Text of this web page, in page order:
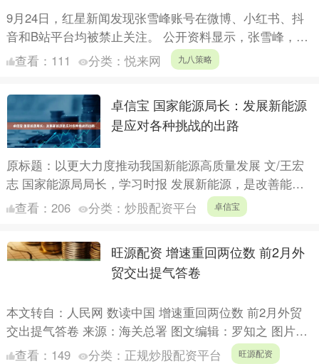
9月24日，红星新闻发现张雪峰账号在微博、小红书、抖
音和B站平台均被禁止关注。 公开资料显示，张雪峰，研
途考研名师，本科毕业于郑州大学给排水专业，2016年凭
查看： 111 分类：悦来网 九八策略
卓信宝 国家能源局长：发展新能源
是应对各种挑战的出路
原标题：以更大力度推动我国新能源高质量发展 文/王宏
志 国家能源局局长，学习时报 发展新能源，是改善能源
结构、保障能源安全、推进生态文明建设的重要任务。习
查看： 206 分类： 炒股配资平台 卓信宝
旺源配资 增速重回两位数 前2月外
贸交出提气答卷
本文转自：人民网 数读中国 增速重回两位数 前2月外贸
交出提气答卷 来源：海关总署 图文编辑：罗知之 图片来
源：视觉中国....
查看： 149 分类： 正规炒股配资平台 旺源配资